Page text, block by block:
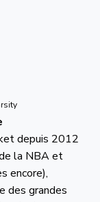
depuis 2012
la NBA et
encore),
des grandes